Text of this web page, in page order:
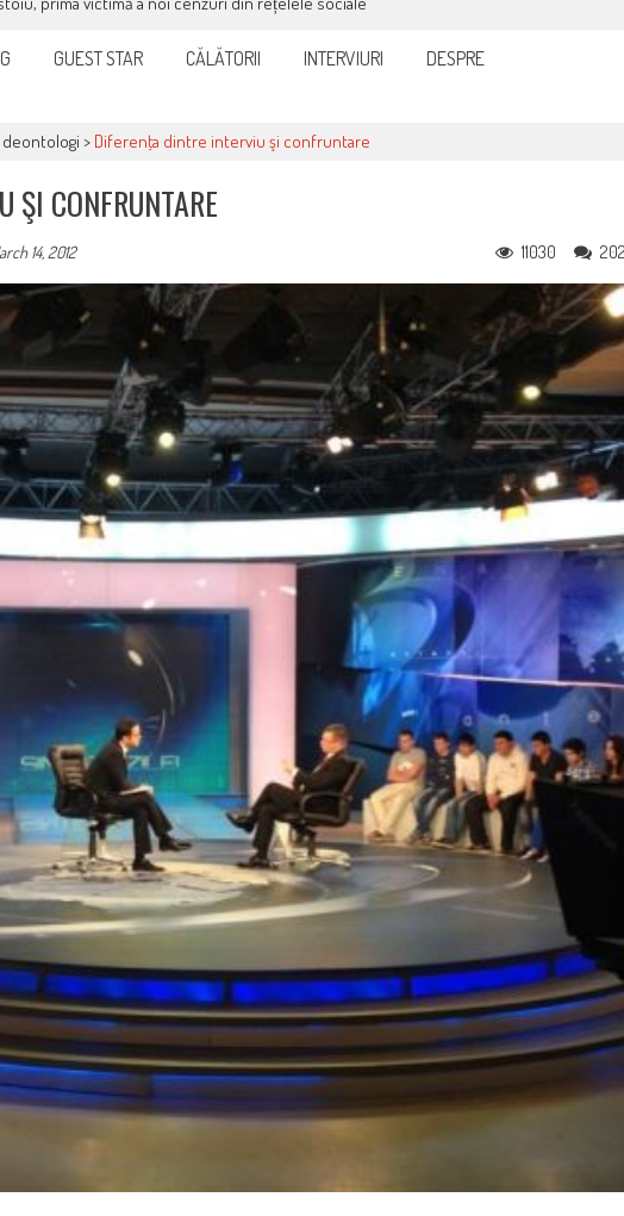
GUEST STAR CĂLĂTORII INTERVIURI DESPRE
deontologi > Diferenţa dintre interviu şi confruntare
ŞI CONFRUNTARE
14, 2012 11030